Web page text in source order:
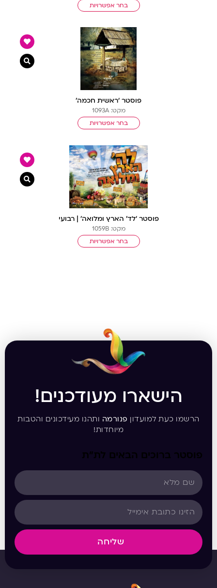
בחר אפשרויות
פוסטר ‘ראשית חכמה’
מקט: 1093A
בחר אפשרויות
צפייה
פוסטר ‘לד’ הארץ ומלואה’ | רבועי
מקט: 1059B
בחר אפשרויות
צפייה
הישארו מעודכנים!
הרשמו כעת למועדון פנורמה ותהנו מעידכונים והטבות
מיוחדות!
פוסטר ברוכים הבאים לת”ת
שליחה